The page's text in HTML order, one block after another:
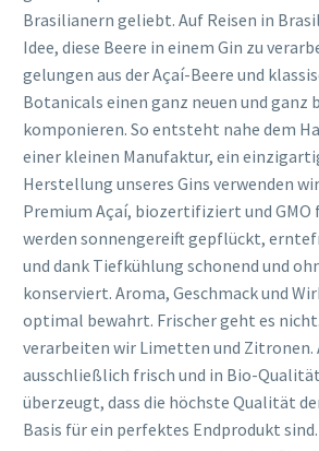
Brasilianern geliebt. Auf Reisen in
Idee, diese Beere in einem Gin zu
gelungen aus der Açaí-Beere und
Botanicals einen ganz neuen und ganz
komponieren. So entsteht nahe dem
einer kleinen Manufaktur, ein
Herstellung unseres Gins verwenden
Premium Açaí, biozertifiziert und GMO
werden sonnengereift gepflückt,
und dank Tiefkühlung schonend und
konserviert. Aroma, Geschmack und
optimal bewahrt. Frischer geht es
verarbeiten wir Limetten und Zitronen.
ausschließlich frisch und in Bio-
überzeugt, dass die höchste Qualität
Basis für ein perfektes Endprodukt